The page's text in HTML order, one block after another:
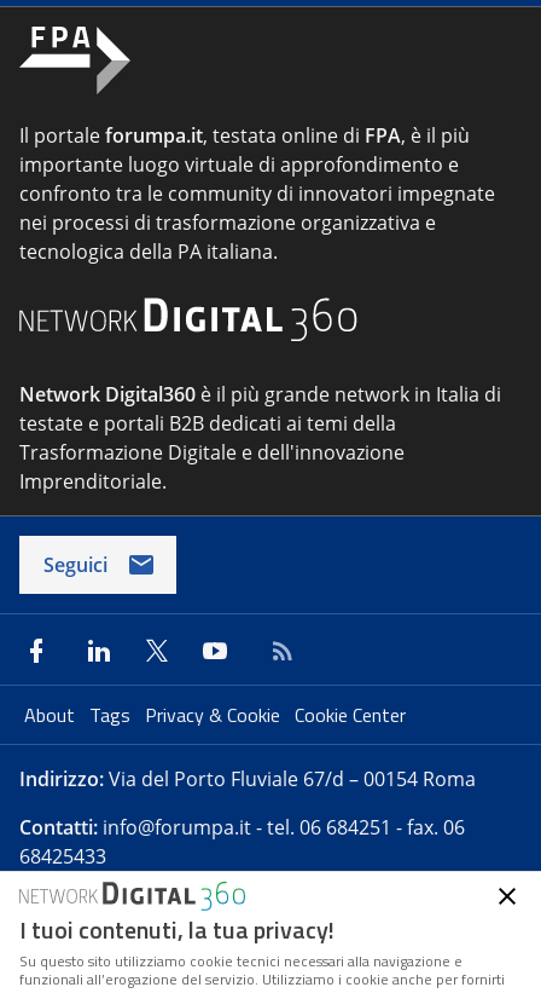
Il portaleforumpa.it, testata online di FPA, è il più
importante luogo virtuale di approfondimento e
confronto tra le community di innovatori impegnate
nei processi di trasformazione organizzativa e
tecnologica della PA italiana.
Network Digital360 è il più grande network in Italia di
testate e portali B2B dedicati ai temi della
Trasformazione Digitale e dell'innovazione
Imprenditoriale.
Seguici
About Tags Privacy & Cookie Cookie Center
Indirizzo:Via del Porto Fluviale 67/d – 00154 Roma
Contatti: info@forumpa.it- tel. 06 684251 - fax. 06
68425433
Forumpa.itè una pubblicazione telematica iscritta
presso Registro della stampa del Tribunale di Roma -
Reg. n. 182 del 2 maggio 2008 - Direttore resp. Michela
I tuoi contenuti, la tua privacy!
Su questo sito utilizziamo cookie tecnici necessari alla navigazione e
funzionali all’erogazione del servizio. Utilizziamo i cookie anche per fornirti